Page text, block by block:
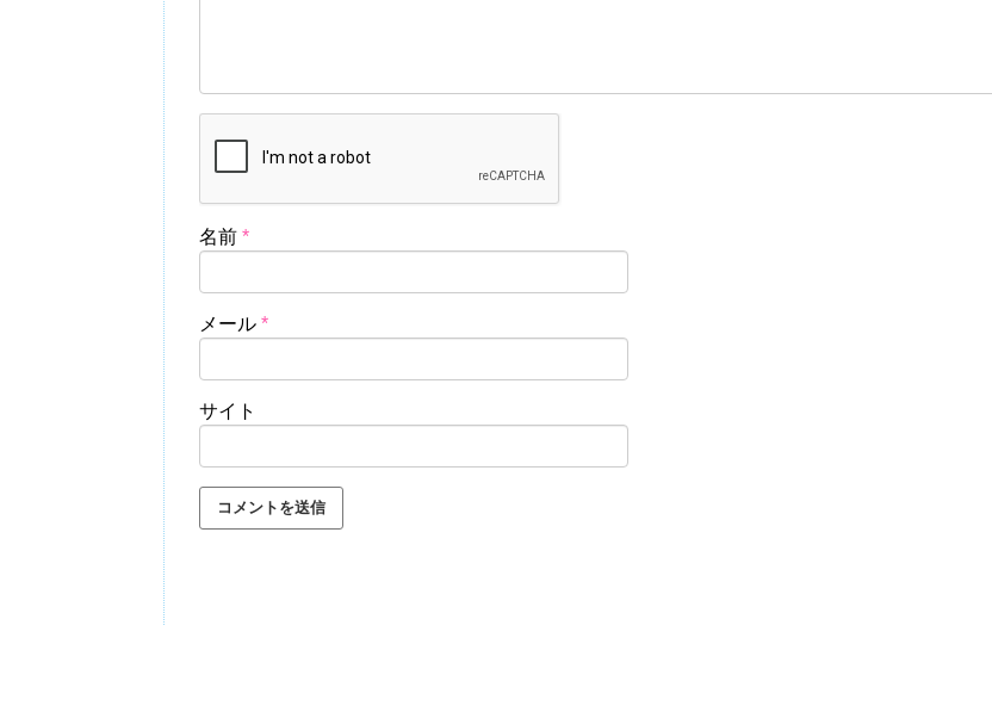
名前 *
メール *
サイト